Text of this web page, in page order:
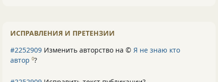
ИСПРАВЛЕНИЯ И ПРЕТЕНЗИИ
#2252909 Изменить авторство на © Я не знаю кто
автор 0?